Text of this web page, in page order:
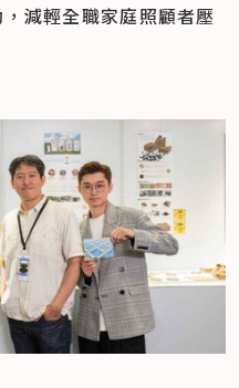
減輕全職家庭照顧者壓